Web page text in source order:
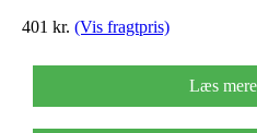
401 kr. (Vis fragtpris)
Læs